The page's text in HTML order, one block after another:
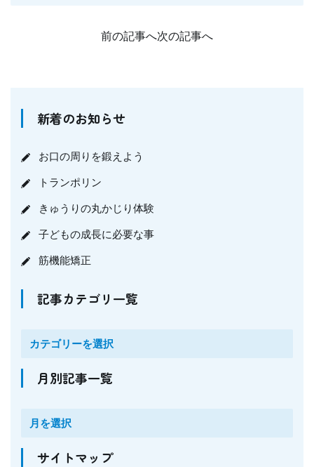
前の記事へ次の記事へ
新着のお知らせ
お口の周りを鍛えよう
トランポリン
きゅうりの丸かじり体験
子どもの成長に必要な事
筋機能矯正
記事カテゴリ一覧
月別記事一覧
サイトマップ